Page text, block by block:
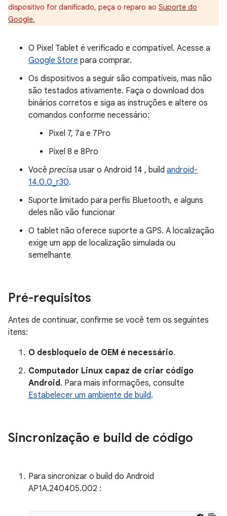
dispositivo for danificado, peça o reparo ao Suporte do
Google.
O Pixel Tablet é verificado e compatível. Acesse a
Google Store para comprar.
Os dispositivos a seguir são compatíveis, mas não
são testados ativamente. Faça o download dos
binários corretos e siga as instruções e altere os
comandos conforme necessário:
Pixel 7, 7a e 7Pro
Pixel 8 e 8Pro
Você precisa usar o Android 14 , build android-
14.0.0_r30.
Suporte limitado para perfis Bluetooth, e alguns
deles não vão funcionar
O tablet não oferece suporte a GPS. A localização
exige um app de localização simulada ou
semelhante
Pré-requisitos
Antes de continuar, confirme se você tem os seguintes
itens:
O desbloqueio de OEM é necessário.
Computador Linux capaz de criar código
Android. Para mais informações, consulte
Estabelecer um ambiente de build.
Sincronização e build de código
Para sincronizar o build do Android
AP1A.240405.002 :